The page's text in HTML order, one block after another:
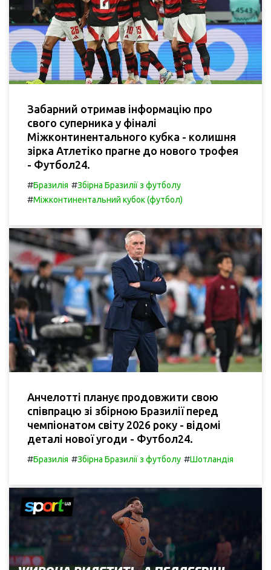
Забарний отримав інформацію про
свого суперника у фіналі
Міжконтинентального кубка - колишня
зірка Атлетіко прагне до нового трофея
- Футбол24.
#Бразилія #Збірна Бразилії з футболу
#Міжконтинентальний кубок (футбол)
Анчелотті планує продовжити свою
співпрацю зі збірною Бразилії перед
чемпіонатом світу 2026 року - відомі
деталі нової угоди - Футбол24.
#Бразилія #Збірна Бразилії з футболу #Шотландія